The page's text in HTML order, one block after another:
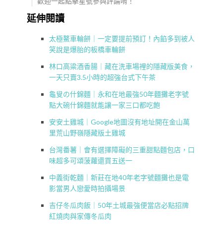
延伸閱讀
太極鰲車輪餅｜一定要提前預訂！內餡多到被人
笑說是爆胎的板橋車輪餅
林口高粱酒香腸｜藏在洗車場裡的隱藏版美食，
一天只賣3.5小時的超強台式下午茶
龜叟の什錦麵｜永和在地最強50年麵攤老字號
點大碗什錦麵就能讓一家三口都吃飽
安安土雞城｜Google地圖沒有地址開在金山萬
里荒山野嶺隱藏版土雞城
台灣番薯｜會有選擇障礙的三重甜點麵包店，口
味超多可頌菠蘿還買五送一
中義街乾麵｜新莊在地40年老字號麵攤也是電
影當男人戀愛時拍攝場景
吉仔冬瓜肉飯｜50年土城最強便當店必點招牌
紅燒肉與家傳冬瓜肉